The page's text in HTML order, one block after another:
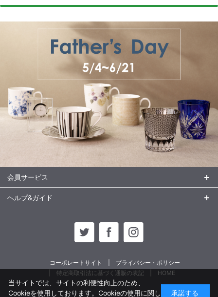
会員サービス
ヘルプ&ガイド
コーポレートサイト
プライバシー・ポリシー
特定商取引法に基づく通販の表記
HOME
当サイトでは、サイトの利便性向上のため、
Cookieを使用しております。Cookieの使用に関し
承諾する